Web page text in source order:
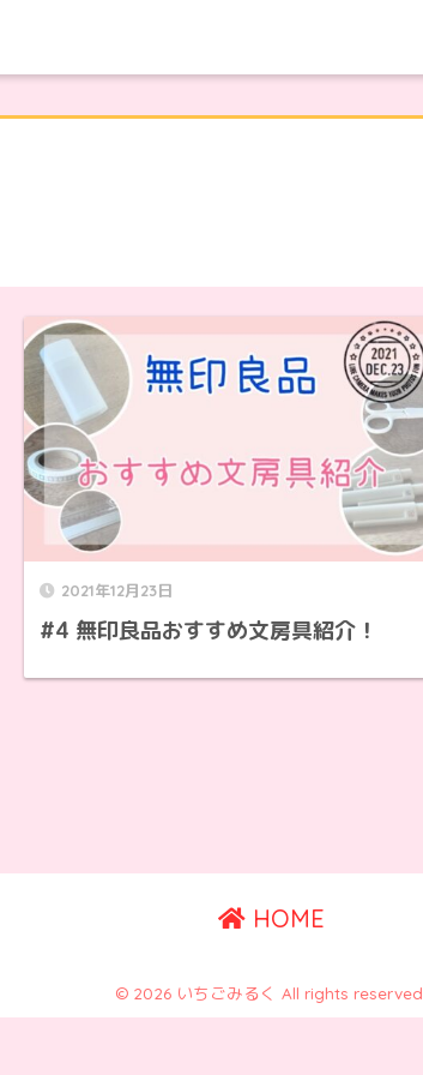
2021年12月23日
#4 無印良品おすすめ文房具紹介！
HOME
© 2026 いちごみるく All rights reserved.